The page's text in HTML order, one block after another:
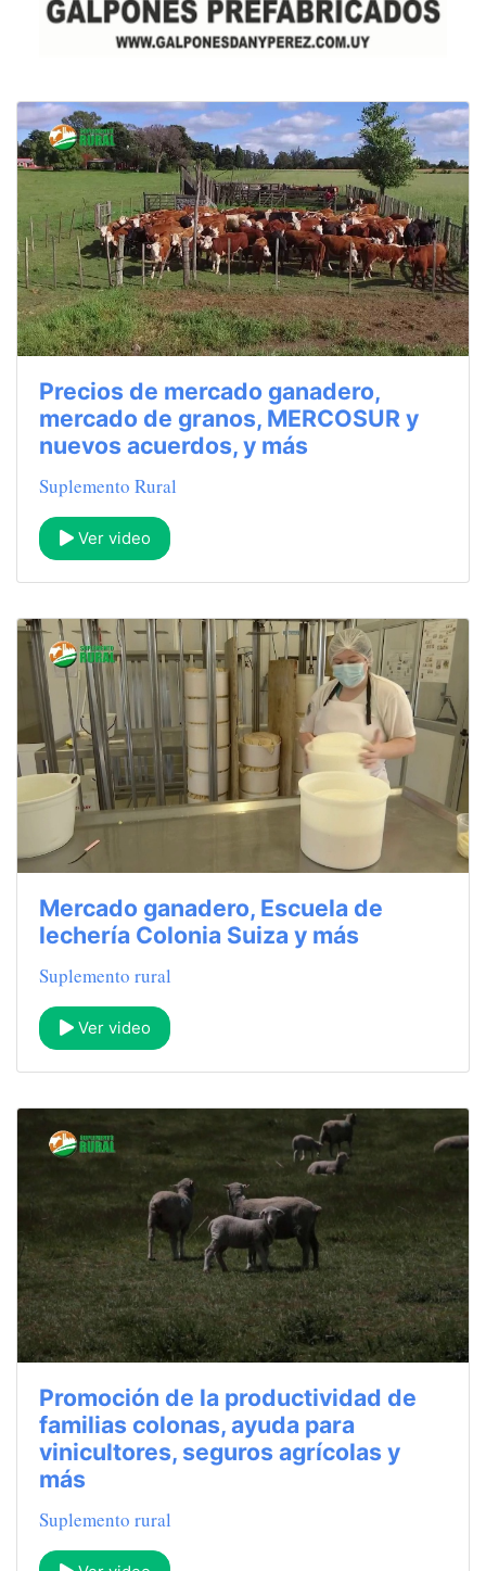
Precios de mercado ganadero,
mercado de granos, MERCOSUR y
nuevos acuerdos, y más
Suplemento Rural
Ver video
Mercado ganadero, Escuela de
lechería Colonia Suiza y más
Suplemento rural
Ver video
Promoción de la productividad de
familias colonas, ayuda para
vinicultores, seguros agrícolas y
más
Suplemento rural